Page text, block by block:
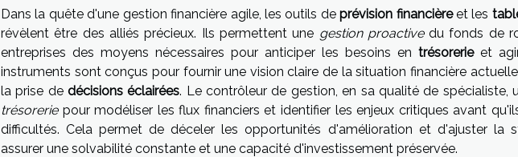
Dans la quête d'une gestion financière agile, les outils deprévision financièreet les
révèlent être des alliés précieux. Ils permettent une gestion proactivedu fonds de
entreprises des moyens nécessaires pour anticiper les besoins en trésorerieet agir
instruments sont conçus pour fournir une vision claire de la situation financière
la prise dedécisions éclairées. Le contrôleur de gestion, en sa qualité de spécialiste,
trésoreriepour modéliser les flux financiers et identifier les enjeux critiques avant
difficultés. Cela permet de déceler les opportunités d'amélioration et d'ajuster la
assurer une solvabilité constante et une capacité d'investissement préservée.